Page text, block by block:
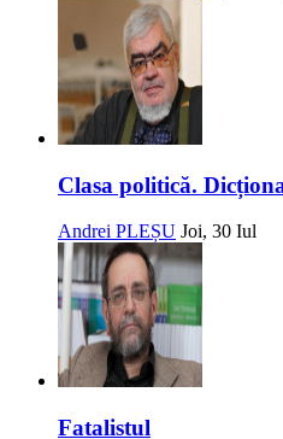
Clasa politică.
Andrei PLEȘU Joi, 30 Iul
Fatalistul